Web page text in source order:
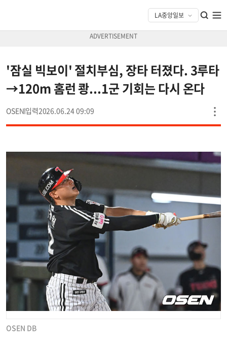
'잠실 빅보이' 절치부심, 장타 터졌다. 3루타
→120m 홈런 쾅...1군 기회는 다시 온다
OSEN 2026.06.24 09:09
OSEN DB